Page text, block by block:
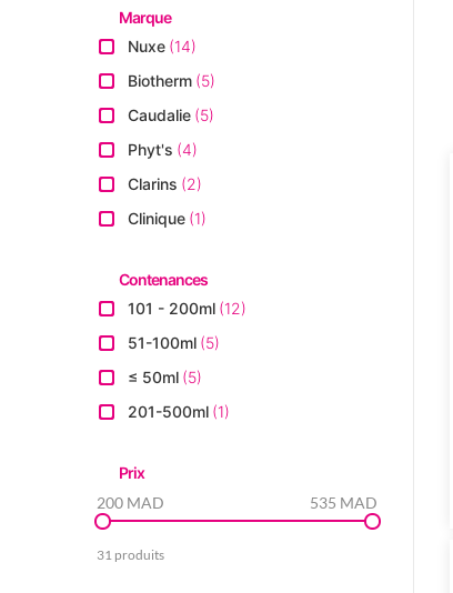
Marque
Nuxe 14
Biotherm 5
Caudalie 5
Phyt's 4
Clarins 2
Clinique 1
Contenances
101 - 200ml 12
51-100ml 5
≤ 50ml 5
201-500ml 1
Prix
200 MAD
535 MAD
31 produits